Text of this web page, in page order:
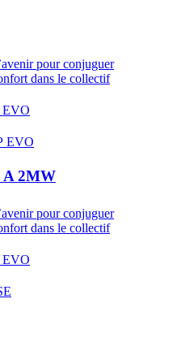
pour conjuguer
dans le collectif
EVO
EVO
A 2MW
pour conjuguer
dans le collectif
EVO